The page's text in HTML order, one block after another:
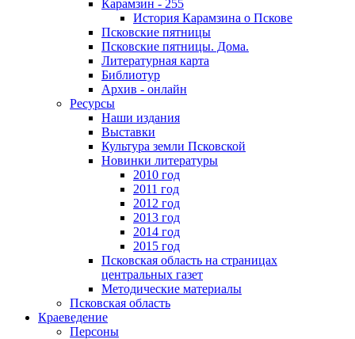
Карамзин - 255
История Карамзина о Пскове
Псковские пятницы
Псковские пятницы. Дома.
Литературная карта
Библиотур
Архив - онлайн
Ресурсы
Наши издания
Выставки
Культура земли Псковской
Новинки литературы
2010 год
2011 год
2012 год
2013 год
2014 год
2015 год
Псковская область на страницах
центральных газет
Методические материалы
Псковская область
Краеведение
Персоны